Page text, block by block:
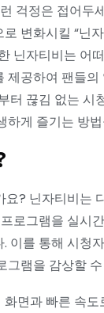
걱정은 접어두
변화시킬 “닌
닌자티비는 어
제공하여 팬들의
터 끊김 없는 시
하게 즐기는 방
요? 닌자티비는
로그램을 실시
이를 통해 시청
그램을 감상할
면과 빠른 속